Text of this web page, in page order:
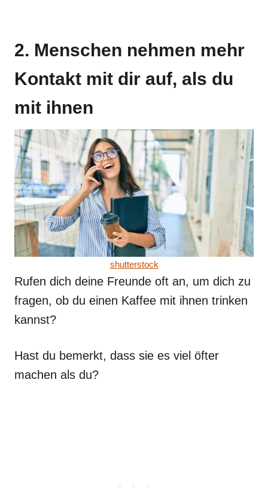
2. Menschen nehmen mehr
Kontakt mit dir auf, als du
mit ihnen
shutterstock
Rufen dich deine Freunde oft an, um dich zu
fragen, ob du einen Kaffee mit ihnen trinken
kannst?
Hast du bemerkt, dass sie es viel öfter
machen als du?